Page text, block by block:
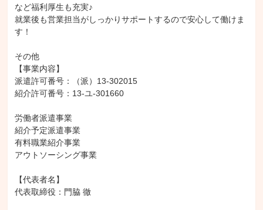
など福利厚生も充実♪
就業後も営業担当がしっかりサポートするので安心して働けま
す！
その他
【事業内容】
派遣許可番号：（派）13-302015
紹介許可番号：13-ユ-301660
労働者派遣事業
紹介予定派遣事業
有料職業紹介事業
アウトソーシング事業
【代表者名】
代表取締役：門脇 徹